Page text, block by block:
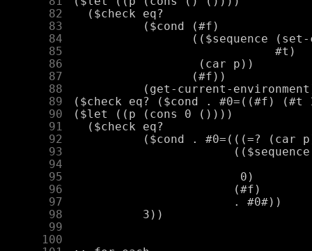
     82
     83
     84
     85
     86
     87
     88
     89
     90
     91
     92
     93
     94
     95
     96
     97
     98
     99
    100